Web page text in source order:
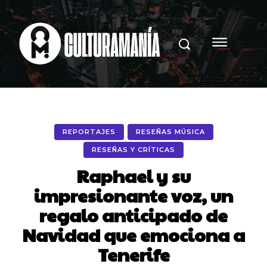
REPORTAJES RESEÑAS MÚSICA
RESEÑAS Y CRÍTICAS
Raphael y su
impresionante voz, un
regalo anticipado de
Navidad que emociona a
Tenerife